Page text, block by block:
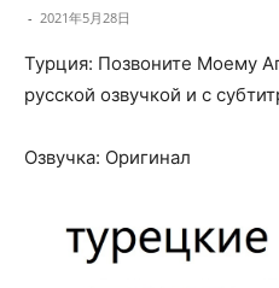
- 2021年5月28日
Турция: Позвоните Моему
русской озвучкой и с
Озвучка: Оригинал